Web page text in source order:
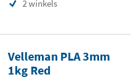
2 winkels
Velleman PLA 3mm
1kg Red